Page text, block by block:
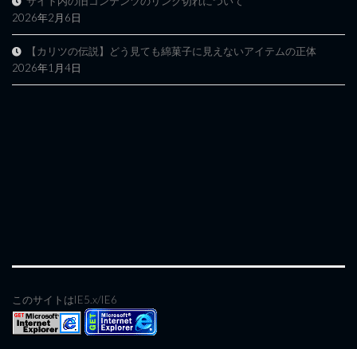
2026年2月6日
【カリツの伝説】どう見ても綿菓子に見えないアイテムの正体
2026年1月4日
このサイトはIE5.x/IE6